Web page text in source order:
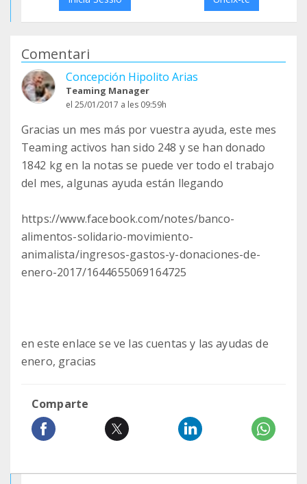
Comentari
Concepción Hipolito Arias
Teaming Manager
el 25/01/2017 a les 09:59h
Gracias un mes más por vuestra ayuda, este mes
Teaming activos han sido 248 y se han donado
1842 kg en la notas se puede ver todo el trabajo
del mes, algunas ayuda están llegando
https://www.facebook.com/notes/banco-
alimentos-solidario-movimiento-
animalista/ingresos-gastos-y-donaciones-de-
enero-2017/1644655069164725
en este enlace se ve las cuentas y las ayudas de
enero, gracias
Comparte